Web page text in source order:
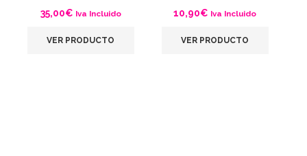
35,00€ Iva Incluido
VER PRODUCTO
10,90€ Iva Incluido
VER PRODUCTO